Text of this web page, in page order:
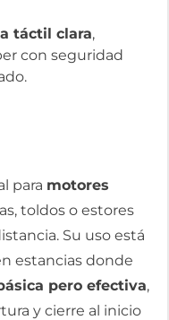
táctil clara,
con seguridad
para motores
toldos o estores
Su uso está
estancias donde
pero efectiva,
y cierre al inicio